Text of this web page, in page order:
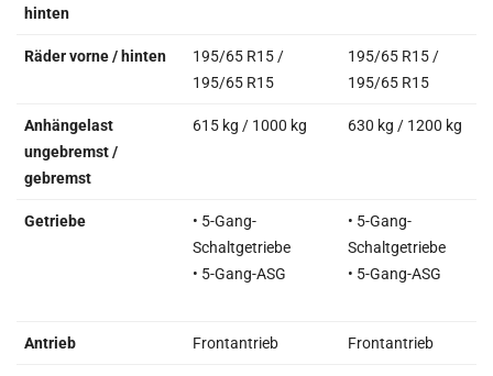
hinten
Räder vorne / hinten
195/65 R15 /
195/65 R15
195/65 R15 /
195/65 R15
Anhängelast
ungebremst /
gebremst
615 kg / 1000 kg 630 kg / 1200 kg
Getriebe
• 5-Gang-
Schaltgetriebe
• 5-Gang-ASG
• 5-Gang-
Schaltgetriebe
• 5-Gang-ASG
Antrieb Frontantrieb Frontantrieb